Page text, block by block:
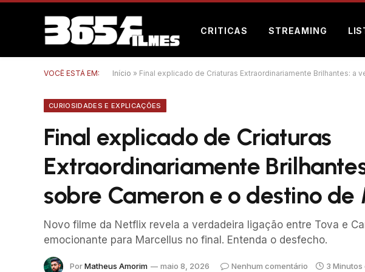
CRITICAS STREAMING
VOCÊ ESTÁ EM: Início » Final explicado de Criaturas Extraordinariamente Brilhantes: a
CURIOSIDADES E EXPLICAÇÕES
Final explicado de Criaturas
Extraordinariamente
sobre Cameron e o destino de
Novo filme da Netflix revela a verdadeira ligação entre Tova e
emocionante para Marcellus no final. Entenda o desfecho.
PorMatheus Amorim maio 8, 2026 Nenhum comentário 3 Minutos